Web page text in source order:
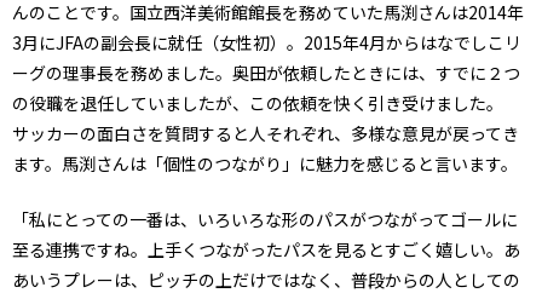
んのことです。国立西洋美術館館長を務めていた馬渕さんは2014年
3月にJFAの副会長に就任（女性初）。2015年4月からはなでしこリ
ーグの理事長を務めました。奥田が依頼したときには、すでに２つ
の役職を退任していましたが、この依頼を快く引き受けました。
サッカーの面白さを質問すると人それぞれ、多様な意見が戻ってき
ます。馬渕さんは「個性のつながり」に魅力を感じると言います。
「私にとっての一番は、いろいろな形のパスがつながってゴールに
至る連携ですね。上手くつながったパスを見るとすごく嬉しい。あ
あいうプレーは、ピッチの上だけではなく、普段からの人としての